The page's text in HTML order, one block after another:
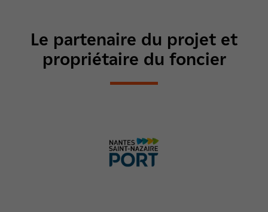
Le partenaire du projet et
propriétaire du foncier